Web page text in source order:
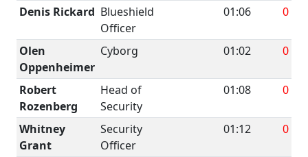
Denis Rickard Blueshield
Officer
01:06 0
Olen
Oppenheimer
Cyborg 01:02 0
Robert
Rozenberg
Head of
Security
01:08 0
Whitney
Grant
Security
Officer
01:12 0